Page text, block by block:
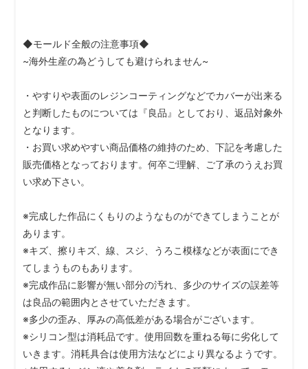
◆モールド全般の注意事項◆
~海外生産の為どうしても避けられません~
・やすりや表面のレジンコーティングなどでカバーが出来る
と判断したものについては『良品』としており、返品対象外
となります。
・お買い求めやすい商品価格の維持のため、下記を考慮した
販売価格となっております。何卒ご理解、ご了承のうえお買
い求め下さい。
※完成した作品にくもりのようなものができてしまうことが
あります。
※キズ、擦りキズ、線、スジ、うろこ模様などが表面にでき
てしまうものもあります。
※完成作品に影響が無い部分の汚れ、多少のサイズの誤差等
は良品の範囲内とさせていただきます。
※多少の歪み、厚みの高低差がある場合がございます。
※シリコン型は消耗品です。使用回数を重ねる毎に劣化して
いきます。消耗具合は使用方法などにより異なるようです。